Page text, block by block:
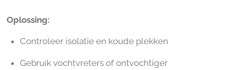
Oplossing:
Controleer isolatie en koude plekken
Gebruik vochtvreters of ontvochtiger